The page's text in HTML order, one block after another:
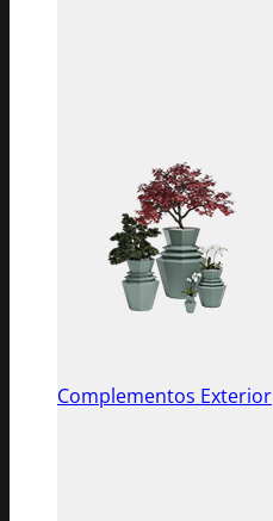
Complementos Exterior